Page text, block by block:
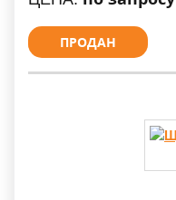
ПРОДАН